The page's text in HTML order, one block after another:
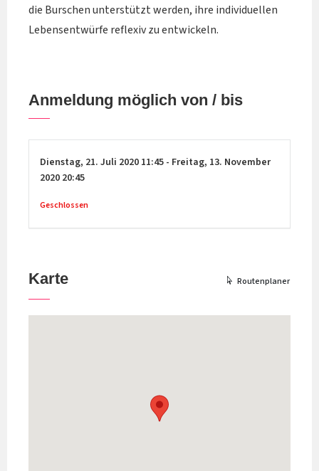
die Burschen unterstützt werden, ihre individuellen
Lebensentwürfe reflexiv zu entwickeln.
Anmeldung möglich von / bis
Dienstag, 21. Juli 2020 11:45 - Freitag, 13. November
2020 20:45
Geschlossen
Karte Routenplaner